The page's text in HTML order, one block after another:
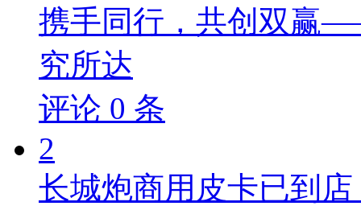
携手同行，共创双赢
究所达
评论 0 条
2
长城炮商用皮卡已到